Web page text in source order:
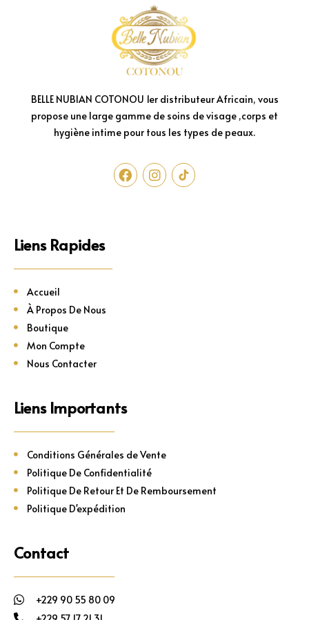
BELLE NUBIAN COTONOU 1er distributeur Africain, vous
propose une large gamme de soins de visage ,corps et
hygiène intime pour tous les types de peaux.
Liens Rapides
Accueil
À Propos De Nous
Boutique
Mon Compte
Nous Contacter
Liens Importants
Conditions Générales de Vente
Politique De Confidentialité
Politique De Retour Et De Remboursement
Politique D'expédition
Contact
+229 90 55 80 09